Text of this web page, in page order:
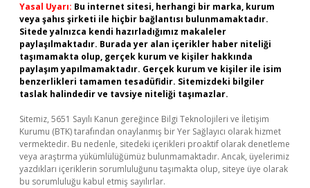
Yasal Uyarı: Bu internet sitesi, herhangi bir marka, kurum
veya şahıs şirketi ile hiçbir bağlantısı bulunmamaktadır.
Sitede yalnızca kendi hazırladığımız makaleler
paylaşılmaktadır. Burada yer alan içerikler haber niteliği
taşımamakta olup, gerçek kurum ve kişiler hakkında
paylaşım yapılmamaktadır. Gerçek kurum ve kişiler ile isim
benzerlikleri tamamen tesadüfidir. Sitemizdeki bilgiler
taslak halindedir ve tavsiye niteliği taşımazlar.
Sitemiz, 5651 Sayılı Kanun gereğince Bilgi Teknolojileri ve İletişim
Kurumu (BTK) tarafından onaylanmış bir Yer Sağlayıcı olarak hizmet
vermektedir. Bu nedenle, sitedeki içerikleri proaktif olarak denetleme
veya araştırma yükümlülüğümüz bulunmamaktadır. Ancak, üyelerimiz
yazdıkları içeriklerin sorumluluğunu taşımakta olup, siteye üye olarak
bu sorumluluğu kabul etmiş sayılırlar.